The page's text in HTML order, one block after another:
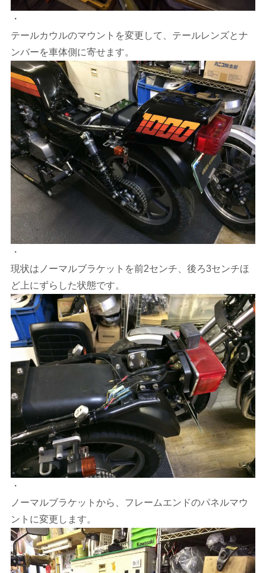
・
テールカウルのマウントを変更して、テールレンズとナ
ンバーを車体側に寄せます。
・
現状はノーマルブラケットを前2センチ、後ろ3センチほ
ど上にずらした状態です。
・
ノーマルブラケットから、フレームエンドのパネルマウ
ントに変更します。